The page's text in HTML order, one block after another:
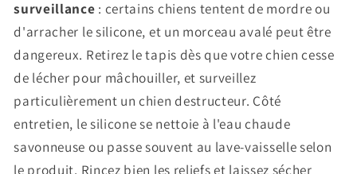
surveillance : certains chiens tentent de mordre ou
d'arracher le silicone, et un morceau avalé peut être
dangereux. Retirez le tapis dès que votre chien cesse
de lécher pour mâchouiller, et surveillez
particulièrement un chien destructeur. Côté
entretien, le silicone se nettoie à l'eau chaude
savonneuse ou passe souvent au lave-vaisselle selon
le produit. Rincez bien les reliefs et laissez sécher